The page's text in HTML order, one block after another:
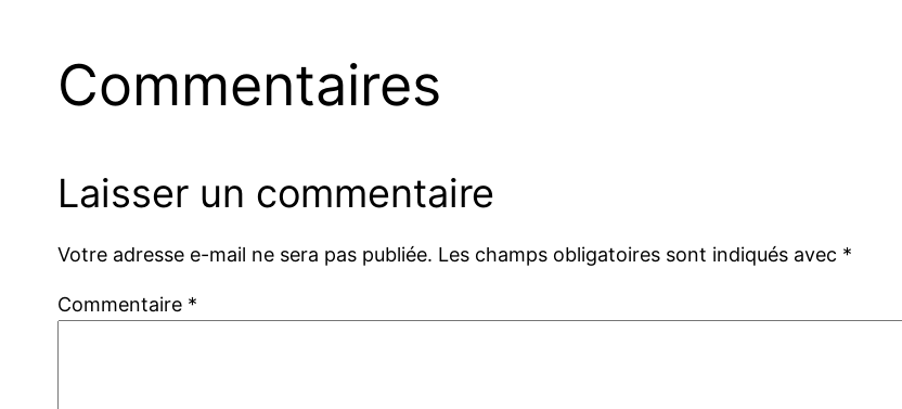
Commentaires
Laisser un commentaire
Votre adresse e-mail ne sera pas publiée. Les champs obligatoires sont indiqués avec *
Commentaire *